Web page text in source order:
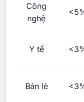
Công
nghệ
Y tế
Bán lẻ